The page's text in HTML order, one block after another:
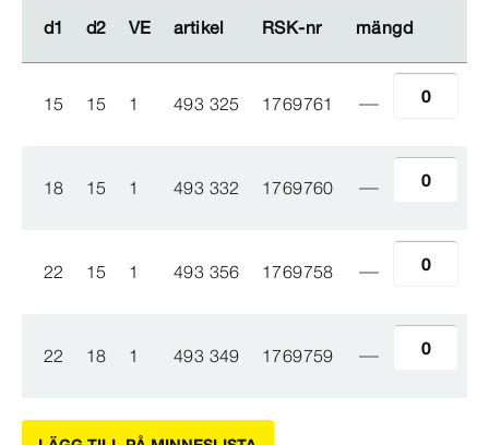
d1 d2 VE artikel RSK-​nr mängd
d1 d2 VE artikel RSK-​nr mängd
15 15 1 493 325 1769761
18 15 1 493 332 1769760
22 15 1 493 356 1769758
22 18 1 493 349 1769759